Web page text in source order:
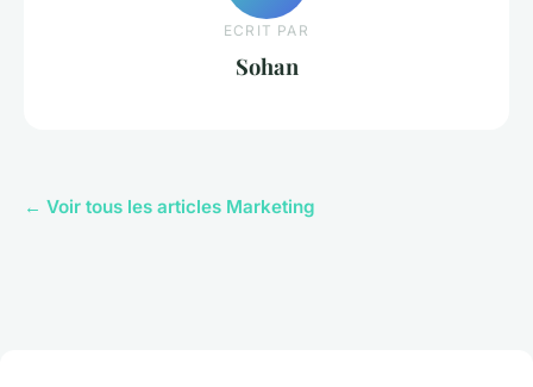
ECRIT PAR
Sohan
← Voir tous les articles Marketing